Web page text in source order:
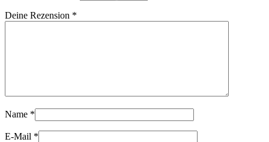
Deine Rezension *
Name *
E-Mail *